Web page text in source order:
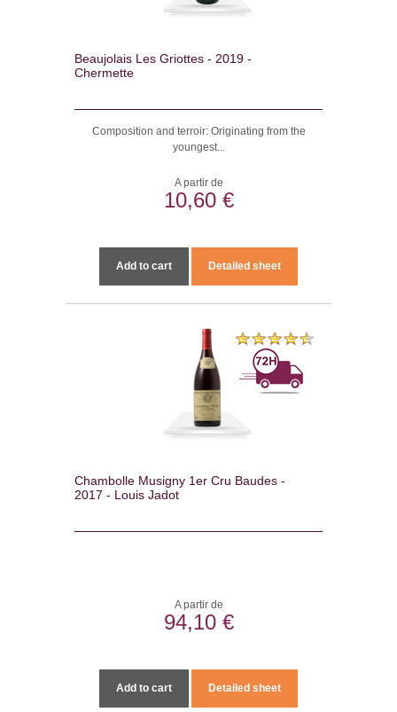
Beaujolais Les Griottes - 2019 -
Chermette
Composition and terroir: Originating from the
youngest...
A partir de
10,60 €
Add to cart Detailed sheet
Chambolle Musigny 1er Cru Baudes -
2017 - Louis Jadot
A partir de
94,10 €
Add to cart Detailed sheet